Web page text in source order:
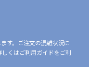
す。ご注文の混雑状況に
くはご利用ガイドをご利